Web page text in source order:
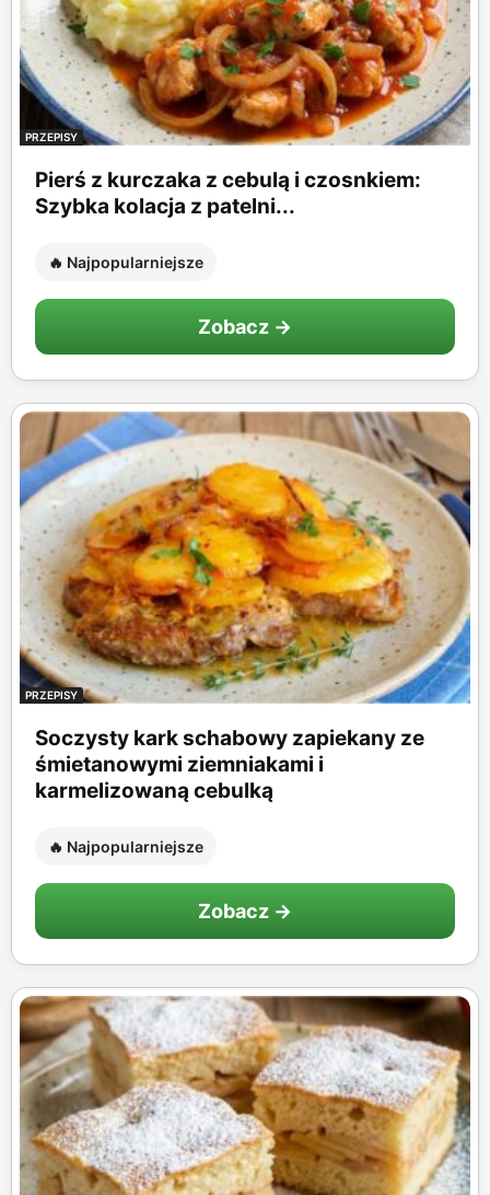
PRZEPISY
Pierś z kurczaka z cebulą i czosnkiem:
Szybka kolacja z patelni...
🔥 Najpopularniejsze
Zobacz →
PRZEPISY
Soczysty kark schabowy zapiekany ze
śmietanowymi ziemniakami i
karmelizowaną cebulką
🔥 Najpopularniejsze
Zobacz →